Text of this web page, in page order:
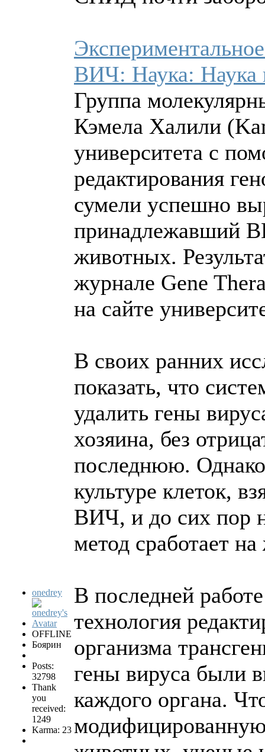
onedrey
OFFLINE
Боярин
Posts:
32798
Thank
you
received:
1249
Karma: 23
ВИЧ: Наука: Наука
Группа
Кэмела Халили
университета с
редактирования
сумели успешно
принадлежавший
животных.
журнале Gene
на сайте
В своих ранних
показать, что
удалить гены
хозяина, без
последнюю.
культуре клеток,
ВИЧ, и до сих пор
метод сработает
В последней
технология
организма
гены вируса были
каждого органа.
модифицированную